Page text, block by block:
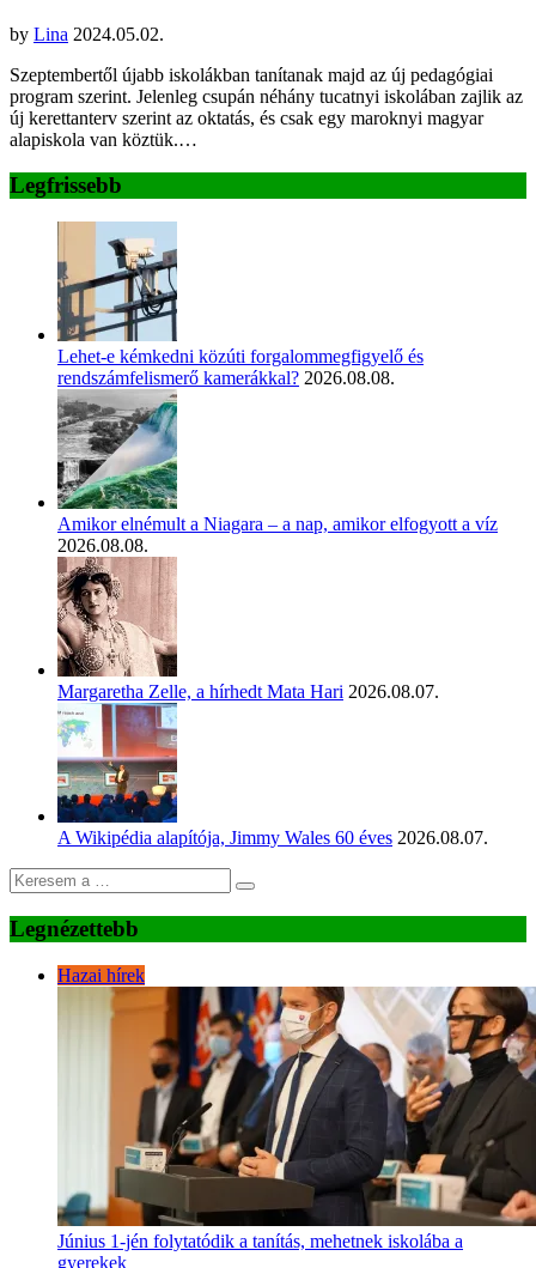
by Lina 2024.05.02.
Szeptembertől újabb iskolákban tanítanak majd az új pedagógiai
program szerint. Jelenleg csupán néhány tucatnyi iskolában zajlik az
új kerettanterv szerint az oktatás, és csak egy maroknyi magyar
alapiskola van köztük.…
Legfrissebb
Lehet-e kémkedni közúti forgalommegfigyelő és
rendszámfelismerő kamerákkal? 2026.08.08.
Amikor elnémult a Niagara – a nap, amikor elfogyott a víz
2026.08.08.
Margaretha Zelle, a hírhedt Mata Hari 2026.08.07.
A Wikipédia alapítója, Jimmy Wales 60 éves 2026.08.07.
Legnézettebb
Hazai hírek
Június 1-jén folytatódik a tanítás, mehetnek iskolába a
gyerekek